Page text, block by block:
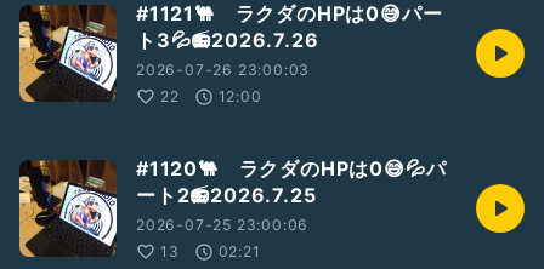
#1121🐫 ラクダのHPは0😅パー
ト3💦📻2026.7.26
2026-07-26 23:00:03
22
12:00
#1120🐫 ラクダのHPは0😅💦パ
ート2📻2026.7.25
2026-07-25 23:00:06
13
02:21